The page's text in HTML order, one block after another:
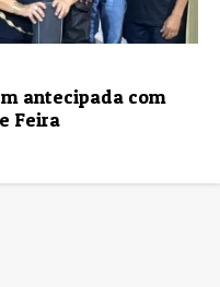
antecipada com
Feira